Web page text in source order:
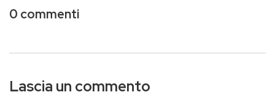
0 commenti
Lascia un commento